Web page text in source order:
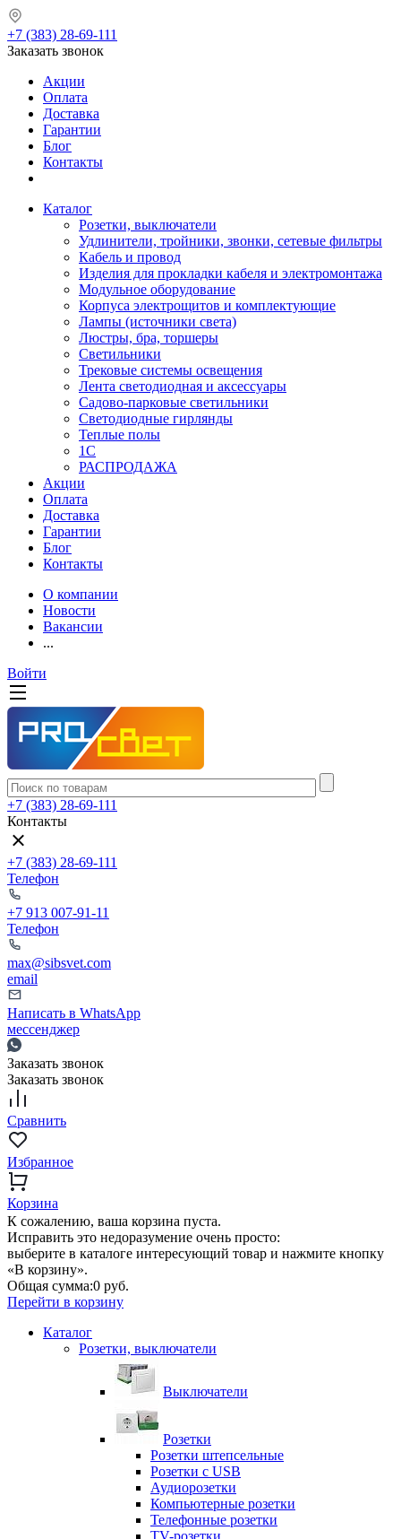
+7 (383) 28-69-111
Заказать звонок
Акции
Оплата
Доставка
Гарантии
Блог
Контакты
Каталог
Розетки, выключатели
Удлинители, тройники, звонки, сетевые фильтры
Кабель и провод
Изделия для прокладки кабеля и электромонтажа
Модульное оборудование
Корпуса электрощитов и комплектующие
Лампы (источники света)
Люстры, бра, торшеры
Светильники
Трековые системы освещения
Лента светодиодная и аксессуары
Садово-парковые светильники
Светодиодные гирлянды
Теплые полы
1С
РАСПРОДАЖА
Акции
Оплата
Доставка
Гарантии
Блог
Контакты
О компании
Новости
Вакансии
...
Войти
+7 (383) 28-69-111
Контакты
+7 (383) 28-69-111
Телефон
+7 913 007-91-11
Телефон
max@sibsvet.com
email
Написать в WhatsApp
мессенджер
Заказать звонок
Заказать звонок
Сравнить
Избранное
Корзина
К сожалению, ваша корзина пуста.
Исправить это недоразумение очень просто:
выберите в каталоге интересующий товар и нажмите кнопку
«В корзину».
Общая сумма:0 руб.
Перейти в корзину
Каталог
Розетки, выключатели
Выключатели
Розетки
Розетки штепсельные
Розетки с USB
Аудиорозетки
Компьютерные розетки
Телефонные розетки
TV-розетки